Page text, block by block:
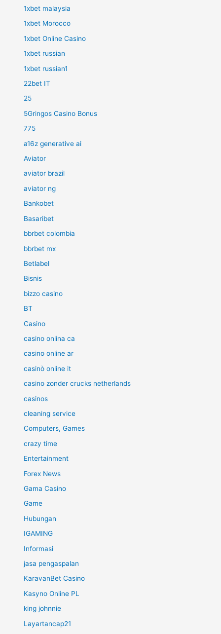
1xbet malaysia
1xbet Morocco
1xbet Online Casino
1xbet russian
1xbet russian1
22bet IT
25
5Gringos Casino Bonus
775
a16z generative ai
Aviator
aviator brazil
aviator ng
Bankobet
Basaribet
bbrbet colombia
bbrbet mx
Betlabel
Bisnis
bizzo casino
BT
Casino
casino onlina ca
casino online ar
casinò online it
casino zonder crucks netherlands
casinos
cleaning service
Computers, Games
crazy time
Entertainment
Forex News
Gama Casino
Game
Hubungan
IGAMING
Informasi
jasa pengaspalan
KaravanBet Casino
Kasyno Online PL
king johnnie
Layartancap21